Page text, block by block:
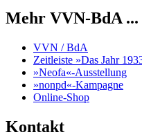
Mehr VVN-BdA ...
VVN / BdA
Zeitleiste »Das Jahr
»Neofa«-Ausstellung
»nonpd«-Kampagne
Online-Shop
Kontakt